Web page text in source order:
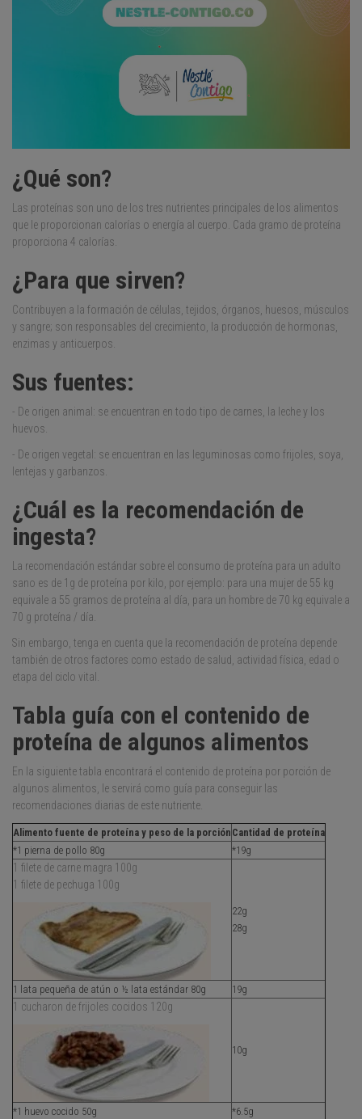
¿Qué son?
Las proteínas son uno de los tres nutrientes principales de los alimentos
que le proporcionan calorías o energía al cuerpo. Cada gramo de proteína
proporciona 4 calorías.
¿Para que sirven?
Contribuyen a la formación de células, tejidos, órganos, huesos, músculos
y sangre; son responsables del crecimiento, la producción de hormonas,
enzimas y anticuerpos.
Sus fuentes:
- De origen animal: se encuentran en todo tipo de carnes, la leche y los
huevos.
- De origen vegetal: se encuentran en las leguminosas como frijoles, soya,
lentejas y garbanzos.
¿Cuál es la recomendación de
ingesta?
La recomendación estándar sobre el consumo de proteína para un adulto
sano es de 1g de proteína por kilo, por ejemplo: para una mujer de 55 kg
equivale a 55 gramos de proteína al día, para un hombre de 70 kg equivale a
70 g proteína / día.
Sin embargo, tenga en cuenta que la recomendación de proteína depende
también de otros factores como estado de salud, actividad física, edad o
etapa del ciclo vital.
Tabla guía con el contenido de
proteína de algunos alimentos
En la siguiente tabla encontrará el contenido de proteína por porción de
algunos alimentos, le servirá como guía para conseguir las
recomendaciones diarias de este nutriente.
Alimento fuente de proteína y peso de la porción Cantidad de proteína
*1 pierna de pollo 80g
*19g
1 filete de carne magra 100g
1 filete de pechuga 100g
22g
28g
1 lata pequeña de atún o ½ lata estándar 80g 19g
1 cucharon de frijoles cocidos 120g
10g
*1 huevo cocido 50g *6.5g